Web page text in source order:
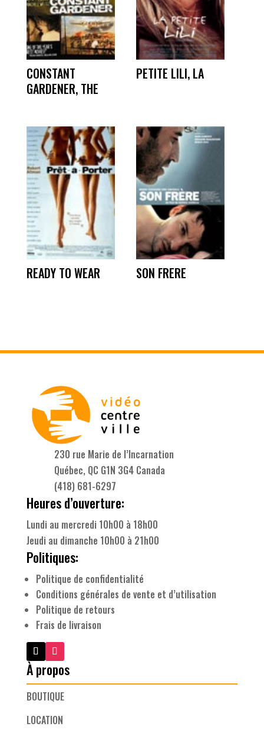
CONSTANT
GARDENER, THE
PETITE LILI, LA
READY TO WEAR SON FRERE
230 rue Marie de l’Incarnation
Québec, QC G1N 3G4 Canada
(418) 681-6297
Heures d’ouverture:
Lundi au mercredi 10h00 à 18h00
Jeudi au dimanche 10h00 à 21h00
Politiques:
Politique de confidentialité
Conditions générales de vente et d’utilisation
Politique de retours
Frais de livraison
À propos
BOUTIQUE
LOCATION